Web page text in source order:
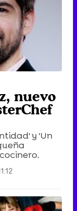
nuevo
y 'Un